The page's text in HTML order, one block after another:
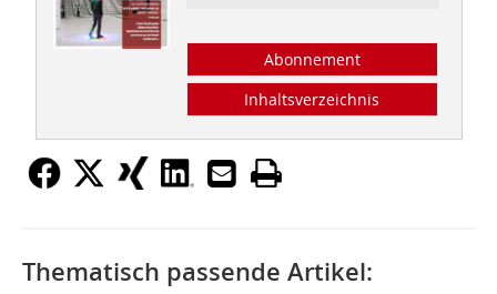
Abonnement
Inhaltsverzeichnis
Thematisch passende Artikel: